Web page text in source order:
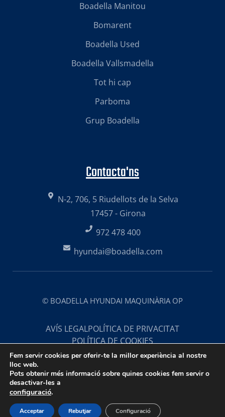
Boadella Manitou
Bomarent
Boadella Used
Boadella Vallsmadella
Tot hi cap
Parboma
Grup Boadella
Contacta'ns
N-2, 706, 5 Riudellots de la Selva
17457 - Girona
972 478 400
hyundai@boadella.com
© BOADELLA HYUNDAI MAQUINÀRIA OP
AVÍS LEGALPOLÍTICA DE PRIVACITAT
POLÍTICA DE COOKIES
Fem servir cookies per oferir-te la millor experiència al nostre
lloc web.
Pots obtenir més informació sobre quines cookies fem servir o
desactivar-les a
configuració.
Acceptar Rebutjar Configuració